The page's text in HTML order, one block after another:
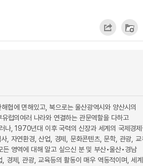
협에 면해있고, 북으로는 울산광역시와 양산시의
럽의여러 나라와 연결하는 관문역할을 다하고
나, 1970년대 이후 국력의 신장과 세계의 국제경
, 자연환경, 산업, 경제, 문화콘텐츠, 문학, 관광, 교
영역에 대해 알고 싶으신 분 및 부산•울산•경남
경제, 관광, 교육등의 활동이 매우 역동적이며, 세